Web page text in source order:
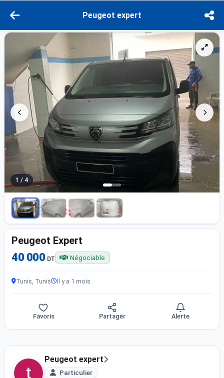
Peugeot expert
1 / 4
Peugeot Expert
40 000 DT Négociable
Tunis, Tunis Il y a 1 mois
Favoris Partager Alerte
Peugeot expert
Particulier